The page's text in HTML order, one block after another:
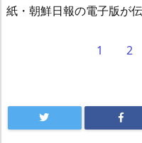
紙・朝鮮日報の電子版が伝
1 2